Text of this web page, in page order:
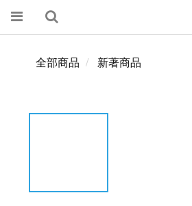
全部商品 新著商品